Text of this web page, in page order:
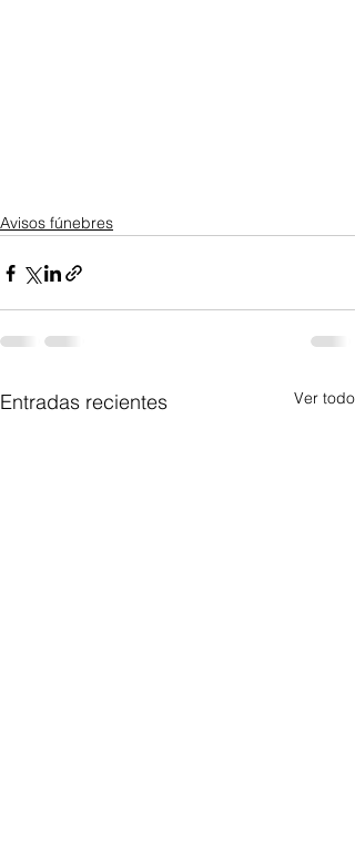
Avisos fúnebres
Entradas recientes Ver todo